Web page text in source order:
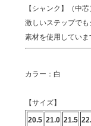
【シャンク】（中芯
激しいステップで
素材を使用していま
カラー：白
【サイズ】
20.5 21.0 21.5